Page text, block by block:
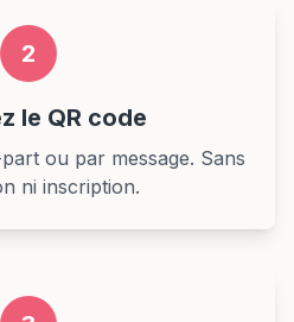
2
le QR code
ou par message. Sans
ni inscription.